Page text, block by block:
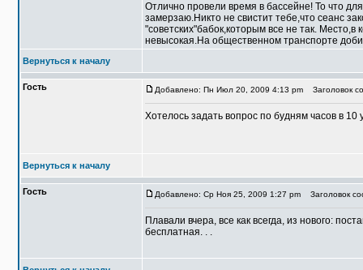
Отлично провели время в бассейне! То что
замерзаю.Никто не свистит тебе,что сеанс
"советских"бабок,которым все не так.
невысокая.На общественном транспорте
Вернуться к началу
Гость Добавлено: Пн Июл 20, 2009 4:13 pm Заголовок
Хотелось задать вопрос по будням часов в
Вернуться к началу
Гость Добавлено: Ср Ноя 25, 2009 1:27 pm Заголовок
Плавали вчера, все как всегда, из нового:
бесплатная. . .